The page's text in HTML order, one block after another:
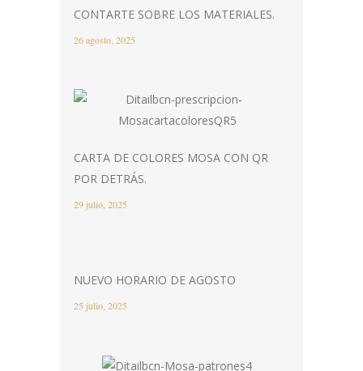
CONTARTE SOBRE LOS MATERIALES.
26 agosto, 2025
CARTA DE COLORES MOSA CON QR
POR DETRÁS.
29 julio, 2025
NUEVO HORARIO DE AGOSTO
25 julio, 2025